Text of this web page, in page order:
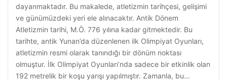
dayanmaktadır. Bu makalede, atletizmin tarihçesi, gelişimi
ve günümüzdeki yeri ele alınacaktır. Antik Dönem
Atletizmin tarihi, M.Ö. 776 yılına kadar gitmektedir. Bu
tarihte, antik Yunan’da düzenlenen ilk Olimpiyat Oyunları,
atletizmin resmi olarak tanındığı bir dönüm noktası
olmuştur. İlk Olimpiyat Oyunları’nda sadece bir etkinlik olan
192 metrelik bir koşu yarışı yapılmıştır. Zamanla, bu…